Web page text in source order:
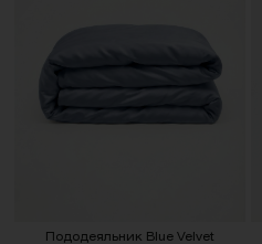
Пододеяльник Blue Velvet